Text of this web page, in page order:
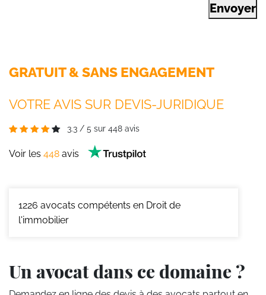
Envoyer
GRATUIT & SANS ENGAGEMENT
VOTRE AVIS SUR DEVIS-JURIDIQUE
3.3 / 5 sur 448 avis
Voir les 448 avis
1226 avocats compétents en Droit de
l'immobilier
Un avocat dans ce domaine ?